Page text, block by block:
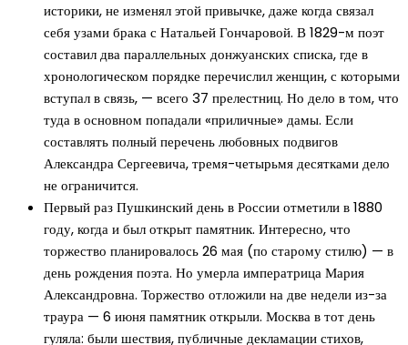
историки, не изменял этой привычке, даже когда связал
себя узами брака с Натальей Гончаровой. В 1829-м поэт
составил два параллельных донжуанских списка, где в
хронологическом порядке перечислил женщин, с которыми
вступал в связь, — всего 37 прелестниц. Но дело в том, что
туда в основном попадали «приличные» дамы. Если
составлять полный перечень любовных подвигов
Александра Сергеевича, тремя-четырьмя десятками дело
не ограничится.
Первый раз Пушкинский день в России отметили в 1880
году, когда и был открыт памятник. Интересно, что
торжество планировалось 26 мая (по старому стилю) — в
день рождения поэта. Но умерла императрица Мария
Александровна. Торжество отложили на две недели из-за
траура — 6 июня памятник открыли. Москва в тот день
гуляла: были шествия, публичные декламации стихов,